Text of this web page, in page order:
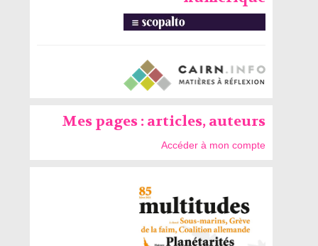
Mes pages : articles, auteurs
Accéder à mon compte